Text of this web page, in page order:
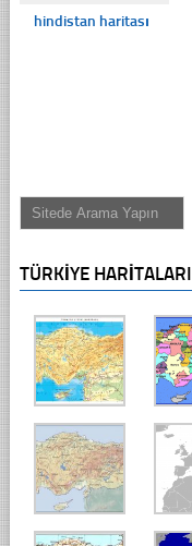
hindistan haritası
TÜRKIYE HARITALARI